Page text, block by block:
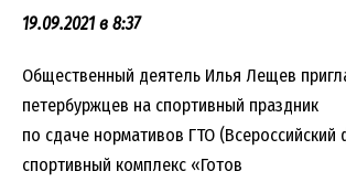
19.09.2021 в 8:37
Общественный деятель Илья Лещев
петербуржцев на спортивный праздник
по сдаче нормативов ГТО (Всероссийский
спортивный комплекс «Готов